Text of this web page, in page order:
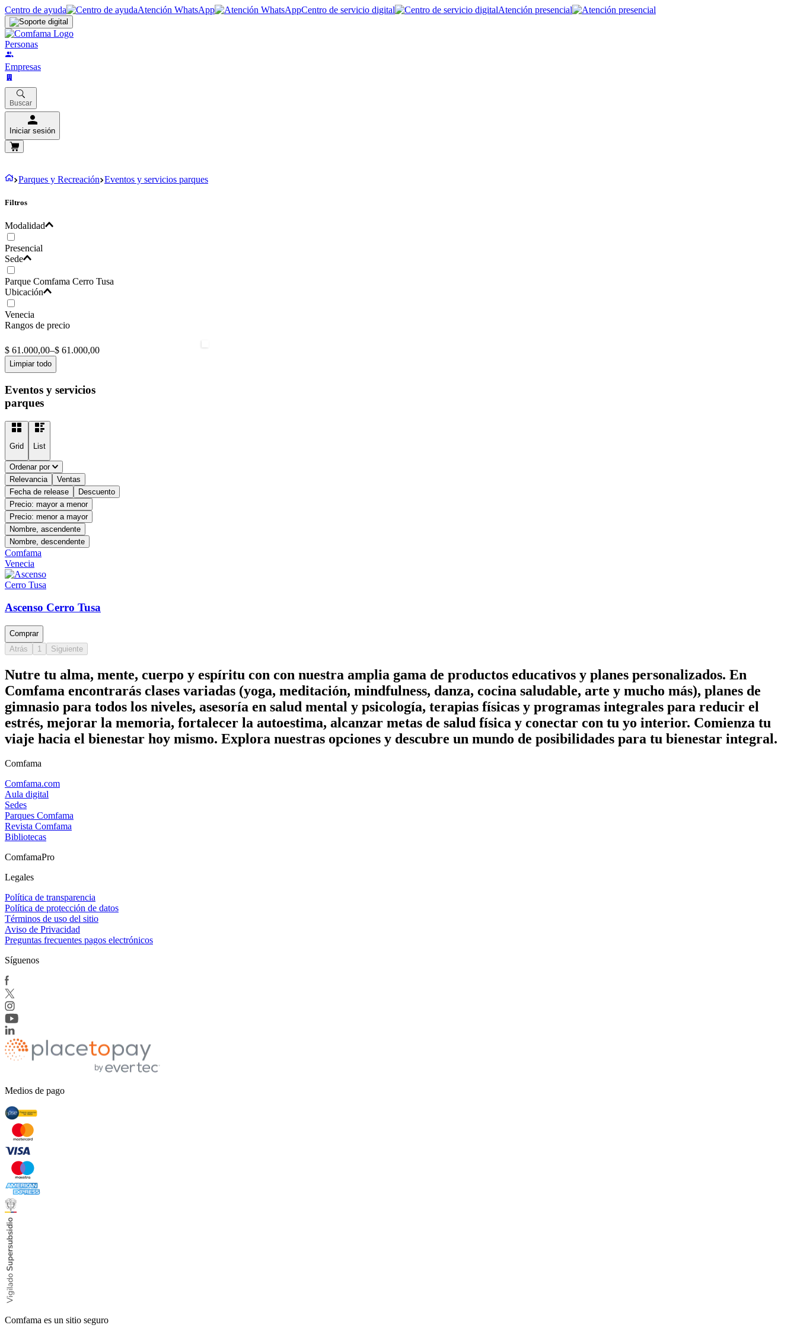
Centro de ayuda Atención WhatsApp Centro de servicio digital Atención presencial
Personas
Empresas
Buscar
Iniciar sesión
Parques y Recreación Eventos y servicios parques
Filtros
Modalidad
Presencial
Sede
Parque Comfama Cerro Tusa
Ubicación
Venecia
Rangos de precio
$ 61.000,00–$ 61.000,00
Limpiar todo
Eventos y servicios
parques
Grid List
Ordenar por
Relevancia
Ventas
Fecha de release
Descuento
Precio: mayor a menor
Precio: menor a mayor
Nombre, ascendente
Nombre, descendente
Comfama
Venecia
Ascenso Cerro Tusa
Comprar
Atrás
1 Siguiente
Nutre tu alma, mente, cuerpo y espíritu con con nuestra amplia gama de productos educativos y planes personalizados. En
Comfama encontrarás clases variadas (yoga, meditación, mindfulness, danza, cocina saludable, arte y mucho más), planes de
gimnasio para todos los niveles, asesoría en salud mental y psicología, terapias físicas y programas integrales para reducir el
estrés, mejorar la memoria, fortalecer la autoestima, alcanzar metas de salud física y conectar con tu yo interior. Comienza tu
viaje hacia el bienestar hoy mismo. Explora nuestras opciones y descubre un mundo de posibilidades para tu bienestar integral.
Comfama
Comfama.com
Aula digital
Sedes
Parques Comfama
Revista Comfama
Bibliotecas
ComfamaPro
Legales
Política de transparencia
Política de protección de datos
Términos de uso del sitio
Aviso de Privacidad
Preguntas frecuentes pagos electrónicos
Síguenos
Medios de pago
Comfama es un sitio seguro